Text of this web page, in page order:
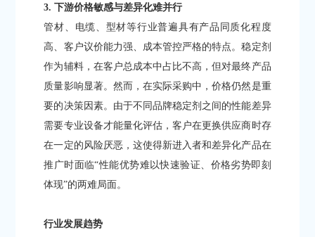
3. 下游价格敏感与差异化难并行
管材、电缆、型材等行业普遍具有产品同质化程度
高、客户议价能力强、成本管控严格的特点。稳定剂
作为辅料，在客户总成本中占比不高，但对最终产品
质量影响显著。然而，在实际采购中，价格仍然是重
要的决策因素。由于不同品牌稳定剂之间的性能差异
需要专业设备才能量化评估，客户在更换供应商时存
在一定的风险厌恶，这使得新进入者和差异化产品在
推广时面临“性能优势难以快速验证、价格劣势即刻
体现”的两难局面。
行业发展趋势